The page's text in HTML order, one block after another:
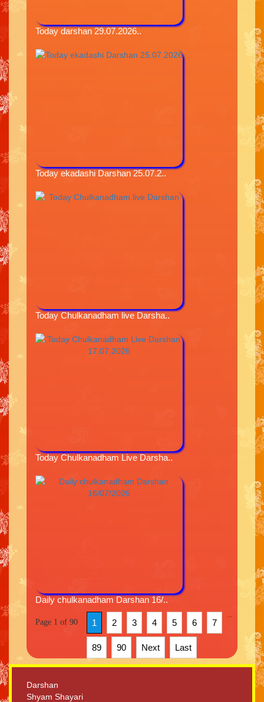
Today darshan 29.07.2026..
Today ekadashi Darshan 25.07.2..
Today Chulkanadham live Darsha..
Today Chulkanadham Live Darsha..
Daily chulkanadham Darshan 16/..
Page 1 of 90 1 2 3 4 5 6 7
89 90 Next Last
Darshan
Shyam Shayari